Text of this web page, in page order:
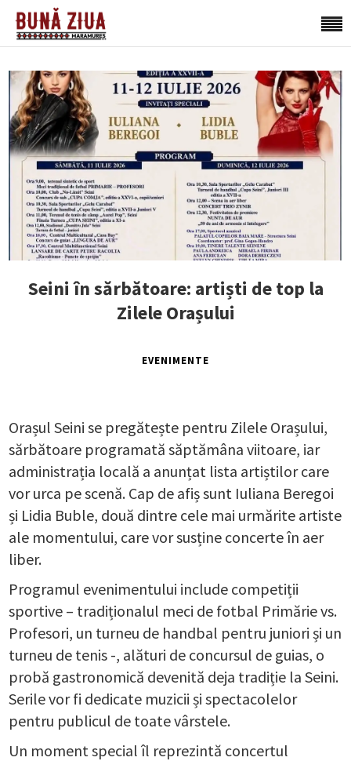
Seini în sărbătoare: artiști de top la
Zilele Orașului
EVENIMENTE
Orașul Seini se pregătește pentru Zilele Orașului,
sărbătoare programată săptămâna viitoare, iar
administrația locală a anunțat lista artiștilor care
vor urca pe scenă. Cap de afiș sunt Iuliana Beregoi
și Lidia Buble, două dintre cele mai urmărite artiste
ale momentului, care vor susține concerte în aer
liber.
Programul evenimentului include competiții
sportive – tradiționalul meci de fotbal Primărie vs.
Profesori, un turneu de handbal pentru juniori și un
turneu de tenis -, alături de concursul de guias, o
probă gastronomică devenită deja tradiție la Seini.
Serile vor fi dedicate muzicii și spectacolelor
pentru publicul de toate vârstele.
Un moment special îl reprezintă concertul